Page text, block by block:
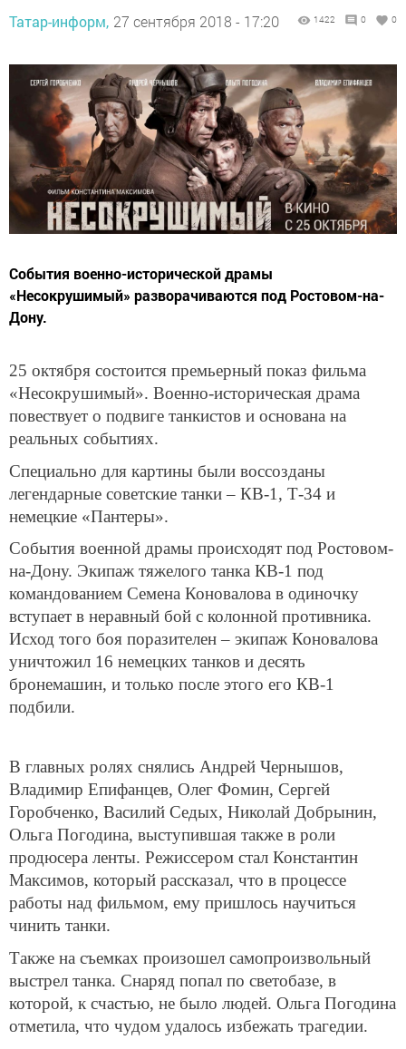
Татар-информ, 27 сентября 2018 - 17:20 1422 0 0
События военно-исторической драмы
«Несокрушимый» разворачиваются под Ростовом-на-
Дону.
25 октября состоится премьерный показ фильма
«Несокрушимый». Военно-историческая драма
повествует о подвиге танкистов и основана на
реальных событиях.
Специально для картины были воссозданы
легендарные советские танки – КВ-1, Т-34 и
немецкие «Пантеры».
События военной драмы происходят под Ростовом-
на-Дону. Экипаж тяжелого танка КВ-1 под
командованием Семена Коновалова в одиночку
вступает в неравный бой с колонной противника.
Исход того боя поразителен – экипаж Коновалова
уничтожил 16 немецких танков и десять
бронемашин, и только после этого его КВ-1
подбили.
В главных ролях снялись Андрей Чернышов,
Владимир Епифанцев, Олег Фомин, Сергей
Горобченко, Василий Седых, Николай Добрынин,
Ольга Погодина, выступившая также в роли
продюсера ленты. Режиссером стал Константин
Максимов, который рассказал, что в процессе
работы над фильмом, ему пришлось научиться
чинить танки.
Также на съемках произошел самопроизвольный
выстрел танка. Снаряд попал по светобазе, в
которой, к счастью, не было людей. Ольга Погодина
отметила, что чудом удалось избежать трагедии.